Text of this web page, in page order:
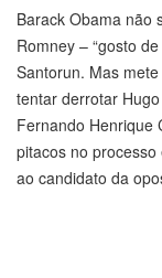
Barack Obama não
Romney – “gosto
Santorun. Mas
tentar derrotar
Fernando Henrique
pitacos no
ao candidato da